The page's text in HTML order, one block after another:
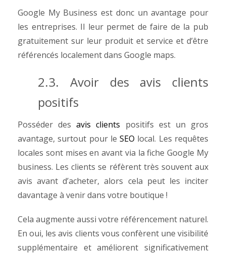
Google My Business est donc un avantage pour
les entreprises. Il leur permet de faire de la pub
gratuitement sur leur produit et service et d’être
référencés localement dans Google maps.
2.3. Avoir des avis clients
positifs
Posséder desavis clients positifs est un gros
avantage, surtout pour leSEO local. Les requêtes
locales sont mises en avant via la fiche Google My
business. Les clients se réfèrent très souvent aux
avis avant d’acheter, alors cela peut les inciter
davantage à venir dans votre boutique !
Cela augmente aussi votre référencement naturel.
En oui, les avis clients vous confèrent une visibilité
supplémentaire et améliorent significativement